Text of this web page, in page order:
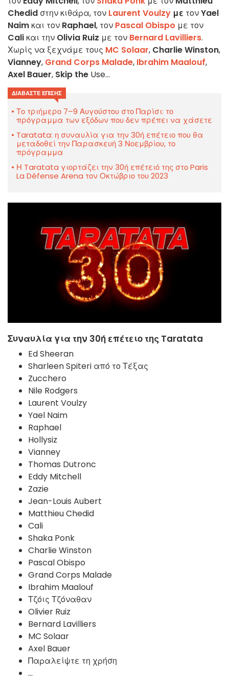
Chedid στην κιθάρα, τον Laurent Voulzy με τονYael
Naim και τον Raphael, τον Pascal Obispo με τον
Cali και την Olivia Ruiz με τον Bernard Lavilliers.
Χωρίς να ξεχνάμε τους MC Solaar, Charlie Winston,
Vianney, Grand Corps Malade, Ibrahim Maalouf,
Axel Bauer, Skip the Use...
ΔΙΑΒΆΣΤΕ ΕΠΊΣΗΣ
Το τριήμερο 7–9 Αυγούστου στο Παρίσι: το
πρόγραμμα των εξόδων που δεν πρέπει να χάσετε
Taratata: η συναυλία για την 30ή επέτειο που θα
μεταδοθεί την Παρασκευή 3 Νοεμβρίου, το
πρόγραμμα
Η Taratata γιορτάζει την 30ή επέτειό της στο Paris
La Défense Arena τον Οκτώβριο του 2023
Συναυλία για την 30ή επέτειο της Taratata
Ed Sheeran
Sharleen Spiteri από το Τέξας
Zucchero
Nile Rodgers
Laurent Voulzy
Yael Naim
Raphael
Hollysiz
Vianney
Thomas Dutronc
Eddy Mitchell
Zazie
Jean-Louis Aubert
Matthieu Chedid
Cali
Shaka Ponk
Charlie Winston
Pascal Obispo
Grand Corps Malade
Ibrahim Maalouf
Τζόις Τζόναθαν
Olivier Ruiz
Bernard Lavilliers
MC Solaar
Axel Bauer
Παραλείψτε τη χρήση
...